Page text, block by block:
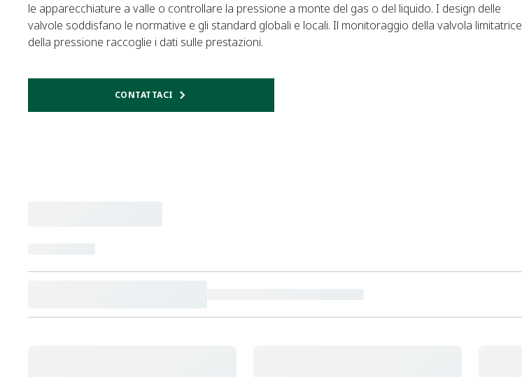
le apparecchiature a valle o controllare la pressione a monte del gas o del liquido. I design delle
valvole soddisfano le normative e gli standard globali e locali. Il monitoraggio della valvola limitatrice
della pressione raccoglie i dati sulle prestazioni.
CONTATTACI